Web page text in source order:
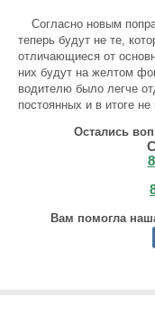
Согласно новым
теперь будут не те,
отличающиеся от
них будут на желтом
водителю было легче
постоянных и в итоге
Остались
Вам помогла